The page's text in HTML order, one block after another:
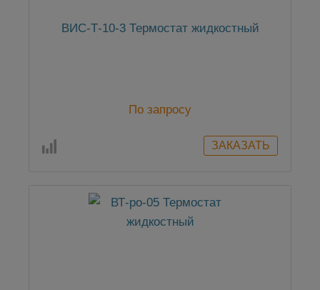
ВИС-Т-10-3 Термостат жидкостный
По запросу